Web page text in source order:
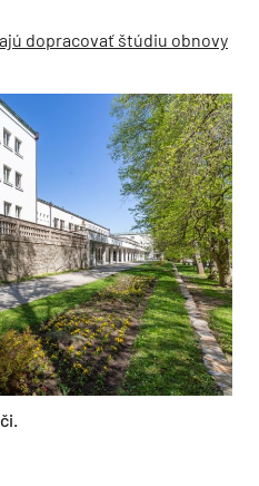
dopracovať štúdiu obnovy